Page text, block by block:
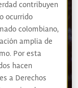
contribuyen
ocurrido
colombiano,
amplia de
Por esta
hacen
a Derechos